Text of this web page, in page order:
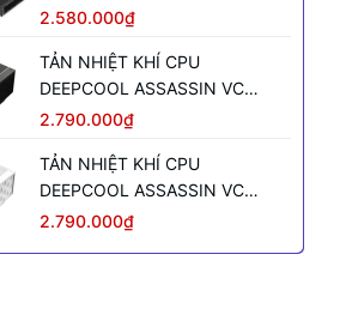
SFX/ FULL MODULAR/ 850W)
2.580.000₫
TẢN NHIỆT KHÍ CPU
DEEPCOOL ASSASSIN VC
ELITE (MÀU ĐEN)
2.790.000₫
TẢN NHIỆT KHÍ CPU
DEEPCOOL ASSASSIN VC
ELITE WH WH (MÀU TRẮNG)
2.790.000₫